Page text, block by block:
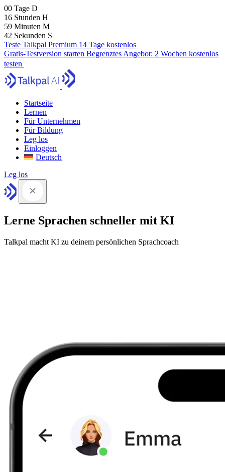
00 Tage D
16 Stunden H
59 Minuten M
41 Sekunden S
Teste Talkpal Premium 14 Tage kostenlos
Gratis-Testversion starten Begrenztes Angebot: 2 Wochen kostenlos
testen
Startseite
Lernen
Für Unternehmen
Für Bildung
Leg los
Einloggen
Deutsch
Leg los
Lerne Sprachen schneller mit KI
Talkpal macht KI zu deinem persönlichen Sprachcoach